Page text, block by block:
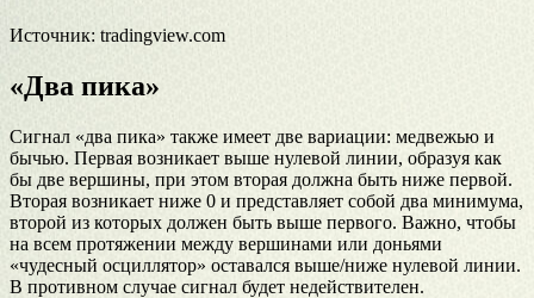
Источник: tradingview.com
«Два пика»
Сигнал «два пика» также имеет две вариации: медвежью и
бычью. Первая возникает выше нулевой линии, образуя как
бы две вершины, при этом вторая должна быть ниже первой.
Вторая возникает ниже 0 и представляет собой два минимума,
второй из которых должен быть выше первого. Важно, чтобы
на всем протяжении между вершинами или доньями
«чудесный осциллятор» оставался выше/ниже нулевой линии.
В противном случае сигнал будет недействителен.